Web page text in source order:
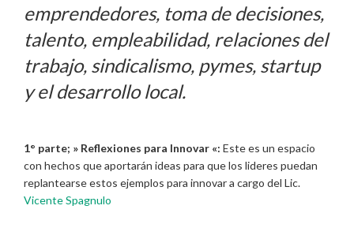
emprendedores, toma de decisiones,
talento, empleabilidad, relaciones del
trabajo, sindicalismo, pymes, startup
y el desarrollo local.
1° parte; » Reflexiones para Innovar «: Este es un espacio
con hechos que aportarán ideas para que los lideres puedan
replantearse estos ejemplos para innovar a cargo del Lic.
Vicente Spagnulo